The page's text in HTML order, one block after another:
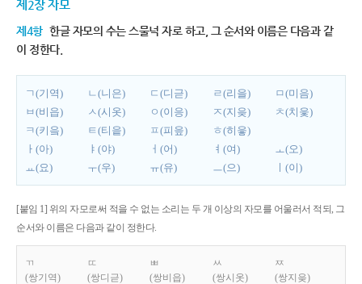
제2장 자모
제4항 한글 자모의 수는 스물넉 자로 하고, 그 순서와 이름은 다음과 같
이 정한다.
ㄱ(기역) ㄴ(니은) ㄷ(디귿) ㄹ(리을)
ㅁ(미음)
ㅂ(비읍)
ㅅ(시옷) ㅇ(이응) ㅈ(지읒)
ㅊ(치읓)
ㅋ(키읔)
ㅌ(티읕) ㅍ(피읖)
ㅎ(히읗)
ㅏ(아)
ㅑ(야) ㅓ(어) ㅕ(여)
ㅗ(오)
ㅛ(요)
ㅜ(우) ㅠ(유) ㅡ(으) ㅣ(이)
[붙임 1] 위의 자모로써 적을 수 없는 소리는 두 개 이상의 자모를 어울러서 적되, 그
순서와 이름은 다음과 같이 정한다.
ㄲ
(쌍기역)
ㄸ
(쌍디귿)
ㅃ
(쌍비읍)
ㅆ
(쌍시옷)
ㅉ
(쌍지읒)